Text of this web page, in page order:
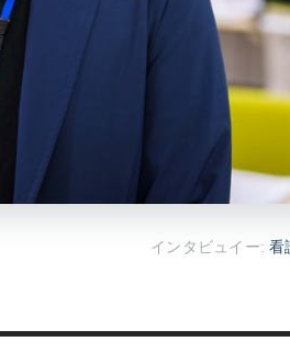
インタビュイー: 看